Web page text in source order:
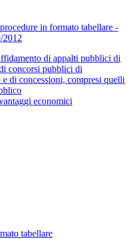
in formato tabellare -
2012
di appalti pubblici di
concorsi pubblici di
di concessioni, compresi quelli
economici
tabellare